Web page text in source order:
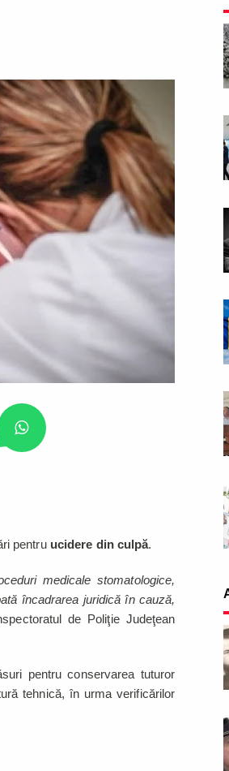
pentru ucidere din culpă.
medicale stomatologice,
încadrarea juridică în cauză,
de Poliţie Judeţean
pentru conservarea tuturor
tehnică, în urma verificărilor